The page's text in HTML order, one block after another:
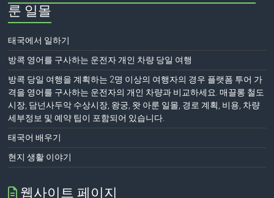
룬 일몰
태국에서 일하기
방콕 영어를 구사하는 운전자 개인 차량 당일 여행
방콕 당일 여행을 계획하는 2명 이상의 여행자의 경우 플랫폼 투어 가
격을 영어를 구사하는 운전자의 개인 차량과 비교하세요. 매끌롱 철도
시장, 담넌사두악 수상시장, 왕궁, 왓 아룬 일몰, 경로 계획, 비용, 차량
세부정보 및 예약 팁이 포함되어 있습니다.
태국어 배우기
현지 생활 이야기
웹사이트 페이지